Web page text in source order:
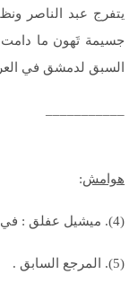
يتفرج عبد الناصر
جسيمة تَهون ما
السبق لدمشق في
هوامش:
(4). ميشيل عفلق : في سبيل البعث، الجزء الخامس، الصفحة ٢٧٠.
(5). المرجع السابق .